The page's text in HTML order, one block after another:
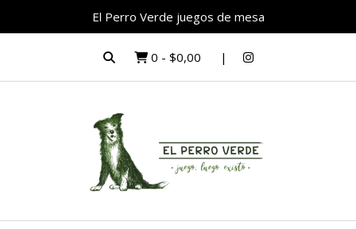
El Perro Verde juegos de mesa
0 - $0,00